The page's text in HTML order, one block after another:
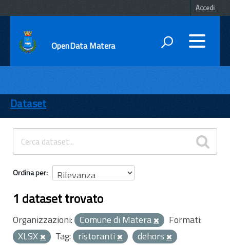
Accedi
OpenData Matera
ENTI
TEMI
INFORMAZIONI
Dataset
Ordina per
1 dataset trovato
Organizzazioni: Comune di Matera
Formati:
XLSX
Tag: ristoranti
dehors